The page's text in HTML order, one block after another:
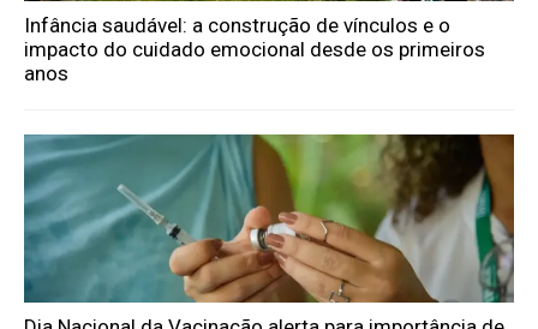
Infância saudável: a construção de vínculos e o
impacto do cuidado emocional desde os primeiros
anos